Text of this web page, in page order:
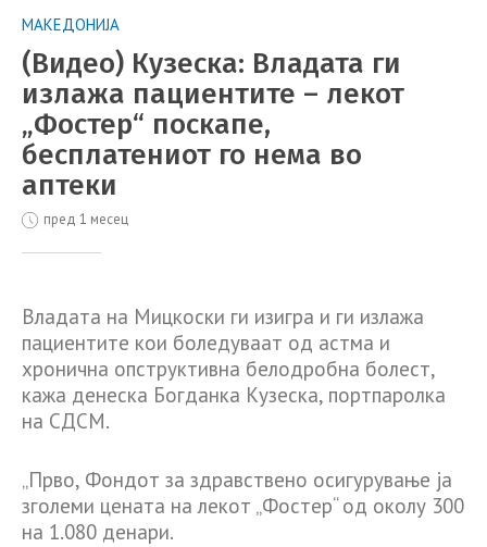
МАКЕДОНИЈА
(Видео) Кузеска: Владата ги
излажа пациентите – лекот
„Фостер“ поскапе,
бесплатениот го нема во
аптеки
пред 1 месец
Владата на Мицкоски ги изигра и ги излажа
пациентите кои боледуваат од астма и
хронична опструктивна белодробна болест,
кажа денеска Богданка Кузеска, портпаролка
на СДСМ.
„Прво, Фондот за здравствено осигурување ја
зголеми цената на лекот „Фостер“ од околу 300
на 1.080 денари.